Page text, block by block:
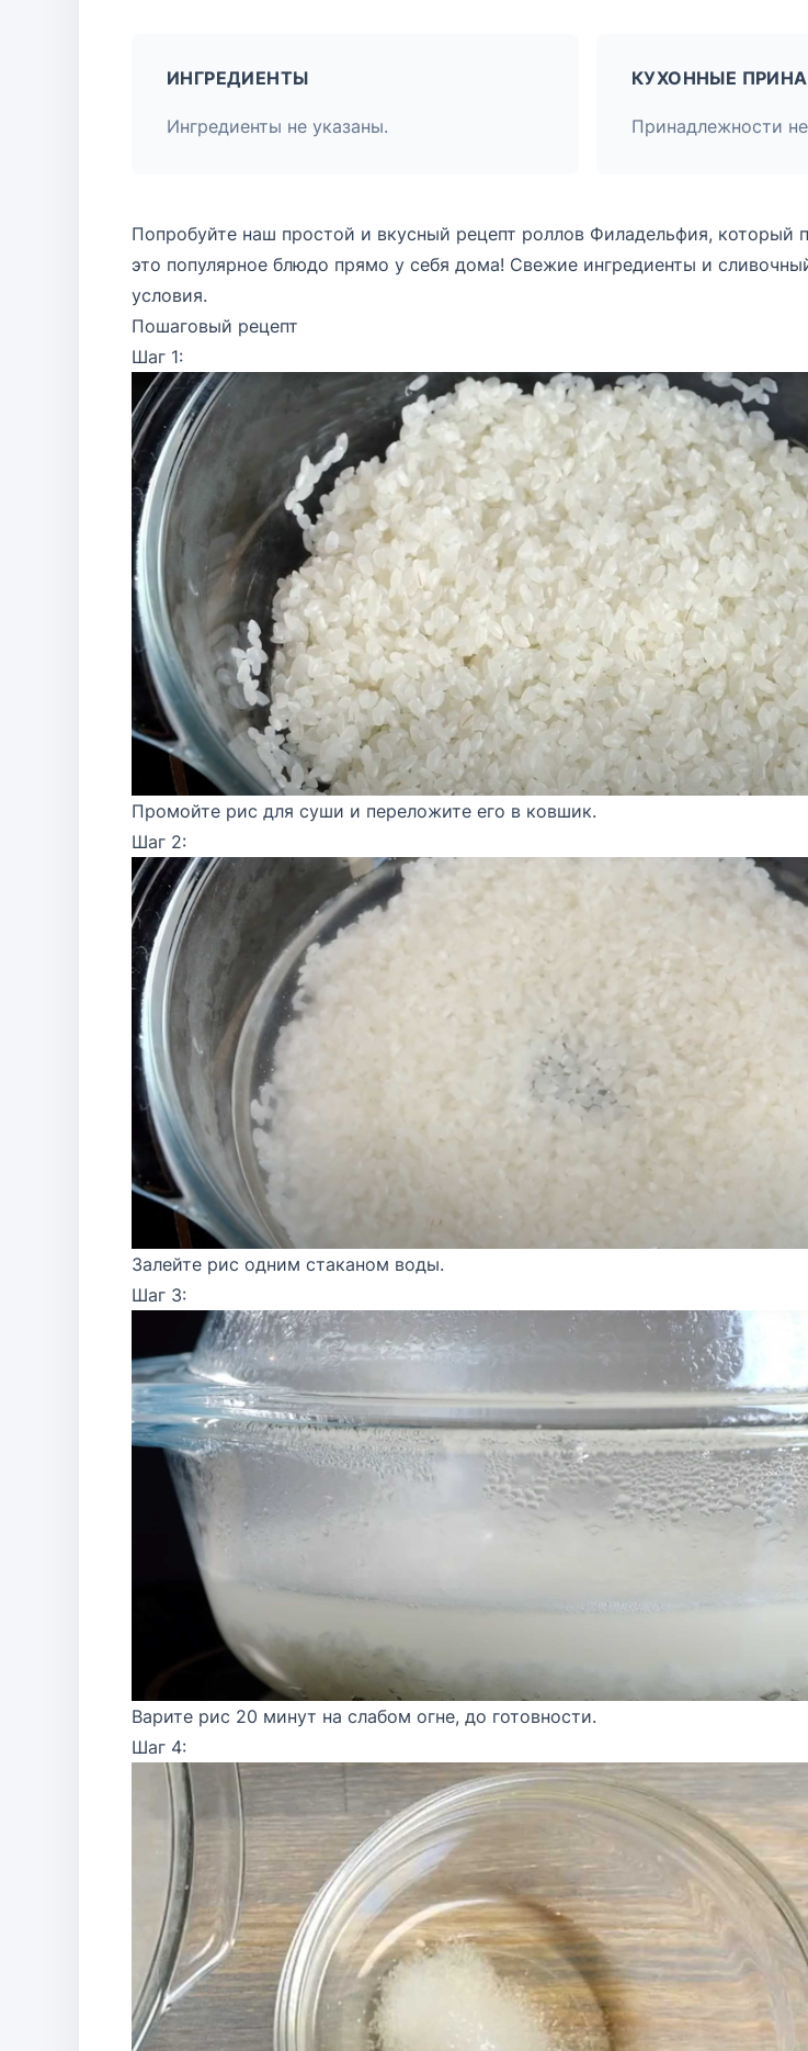
ИНГРЕДИЕНТЫ
Ингредиенты не указаны.
КУХОННЫЕ
Принадлежности
Попробуйте наш простой и вкусный рецепт роллов Филадельфия, который
это популярное блюдо прямо у себя дома! Свежие ингредиенты и
условия.
Пошаговый рецепт
Шаг 1:
Промойте рис для суши и переложите его в ковшик.
Шаг 2:
Залейте рис одним стаканом воды.
Шаг 3:
Варите рис 20 минут на слабом огне, до готовности.
Шаг 4: